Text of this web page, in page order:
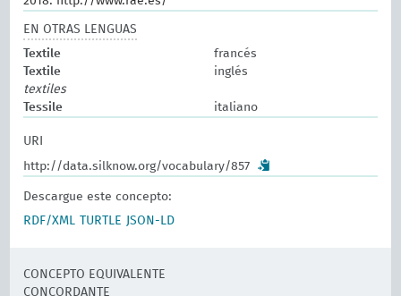
EN OTRAS LENGUAS
Textile
francés
Textile
inglés
textiles
Tessile
italiano
URI
http://data.silknow.org/vocabulary/857
Descargue este concepto:
RDF/XML
TURTLE JSON-LD
CONCEPTO EQUIVALENTE
CONCORDANTE